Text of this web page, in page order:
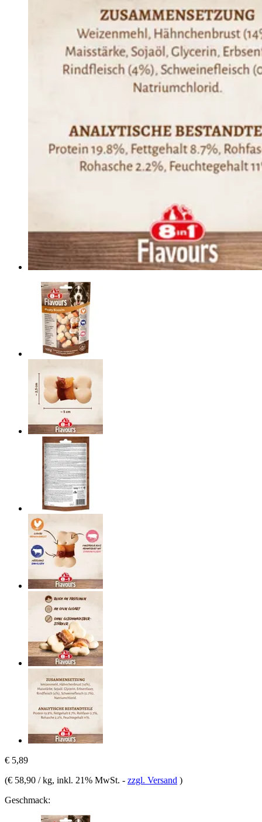
€ 5,89
(€ 58,90 / kg, inkl. 21% MwSt. - zzgl. Versand )
Geschmack: